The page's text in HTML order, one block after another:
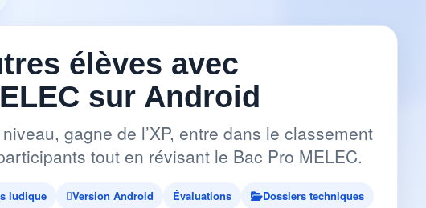
élèves avec
sur Android
gagne de l’XP, entre dans le classement
tout en révisant le Bac Pro MELEC.
ludique Version Android Évaluations Dossiers techniques